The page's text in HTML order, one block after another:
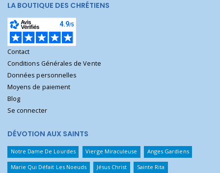
LA BOUTIQUE DES CHRÉTIENS
Contact
Conditions Générales de Vente
Données personnelles
Moyens de paiement
Blog
Se connecter
DÉVOTION AUX SAINTS
Notre Dame De Lourdes Vierge Miraculeuse Anges Gardiens
Marie Qui Défait Les Noeuds Jésus Christ Sainte Rita